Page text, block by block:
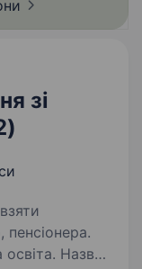
зі
пенсіонера.
Назва